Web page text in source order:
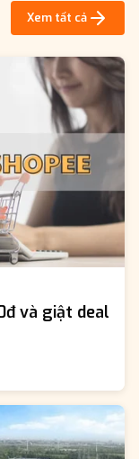
Xem tất cả
và giật deal